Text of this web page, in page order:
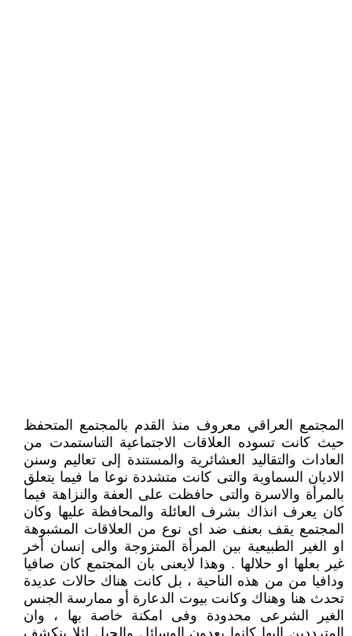
المجتمع العراقي معروف منذ القدم بالمجتمع المتحفظ
حيث كانت تسوده العلاقات الاجتماعية التىاستمدت من
العادات والتقاليد العشائرية والمستندة إلى تعاليم وسنن
الاديان السماوية والتى كانت متشددة نوعا ما فيما يتعلق
بالمرأة والاسرة والتى حافظت على العفة والنزاهة فيما
كان يعرف انذاك بشرف العائلة والمحافظة عليها وكان
المجتمع يقف بعنف ضد اى نوع من العلاقات المشبوهة
او الغير الطبيعية بين المرأة المتزوجة والى إنسان أخر
غير بعلها او حلالها . وهذا لايعنى بان المجتمع كان صافيا
ودافيا من من هذه الناحية ، بل كانت هناك حالات عديدة
تحدث هنا وهناك وكانت بيوت الدعارة أو ممارسة الجنس
الغير الشرعى محدودة وفى امكنة خاصة بها ، وان